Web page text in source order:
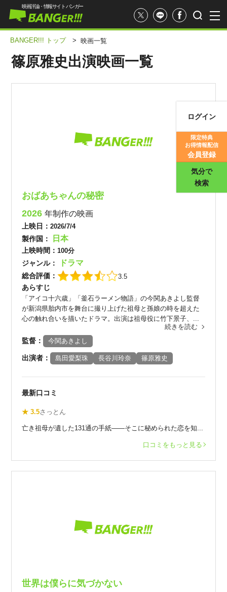
映画評価
映画評論・情報サイト バンガー
ログイン
限定特典
お得情報配信
会員登録
気分で
検索
BANGER!!! トップ > 映画一覧
篠原雅史出演映画一覧
おばあちゃんの秘密
2026年制作の映画
上映日：2026/7/4
製作国： 日本
上映時間： 100分
ジャンル： ドラマ
総合評価： 3.5
あらすじ
「アイコ十六歳」「釜石ラーメン物語」の今関あきよし監督
が新潟県胎内市を舞台に撮り上げた祖母と孫娘の時を超えた
心の触れ合いを描いたドラマ。出演は祖母役に竹下景子、...
続きを読む
監督： 今関あきよし
出演者： 島田愛梨珠 長谷川玲奈 篠原雅史
最新口コミ
★ 3.5さっとん
亡き祖母が遺した131通の手紙——そこに秘められた恋を知...
口コミをもっと見る
世界は僕らに気づかない